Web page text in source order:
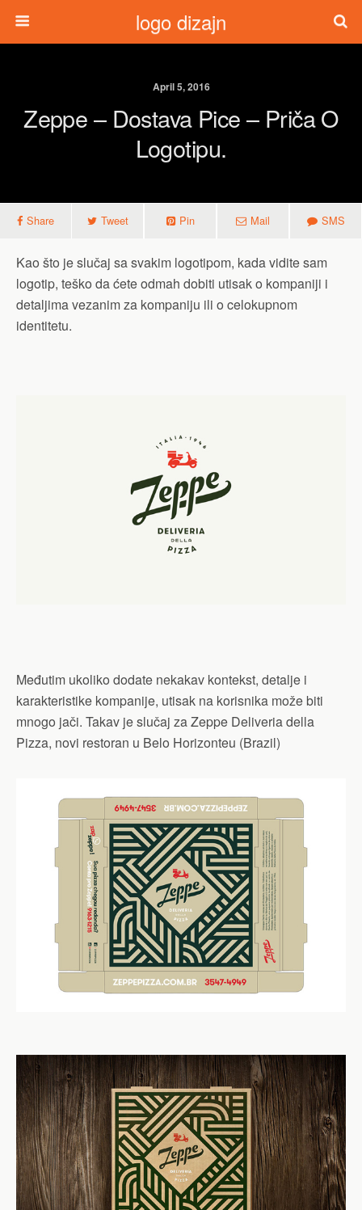
logo dizajn
April 5, 2016
Zeppe – Dostava Pice – Priča O
Logotipu.
Share Tweet Pin Mail SMS
Kao što je slučaj sa svakim logotipom, kada vidite sam
logotip, teško da ćete odmah dobiti utisak o kompaniji i
detaljima vezanim za kompaniju ili o celokupnom
identitetu.
Međutim ukoliko dodate nekakav kontekst, detalje i
karakteristike kompanije, utisak na korisnika može biti
mnogo jači. Takav je slučaj za Zeppe Deliveria della
Pizza, novi restoran u Belo Horizonteu (Brazil)